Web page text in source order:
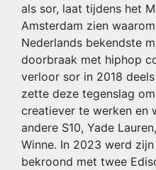
als sor, laat tijdens het
Amsterdam zien
Nederlands bekendste
doorbraak met hiphop
verloor sor in 2018
zette deze tegenslag
creatiever te werken en
andere S10, Yade
Winne. In 2023 werd
bekroond met twee